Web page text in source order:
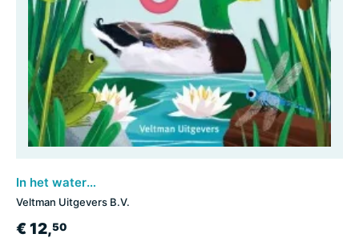
In het water - voor kleine ontdekkingsreizigers
Veltman Uitgevers B.V.
€ 12,50